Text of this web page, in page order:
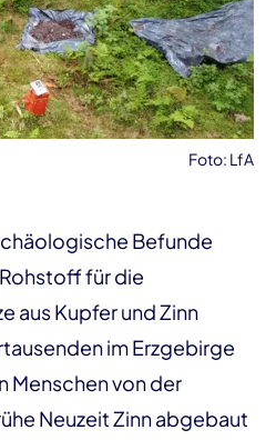
Foto: LfA
Befunde
für die
aus Kupfer und Zinn
im Erzgebirge
Menschen von der
Neuzeit Zinn abgebaut